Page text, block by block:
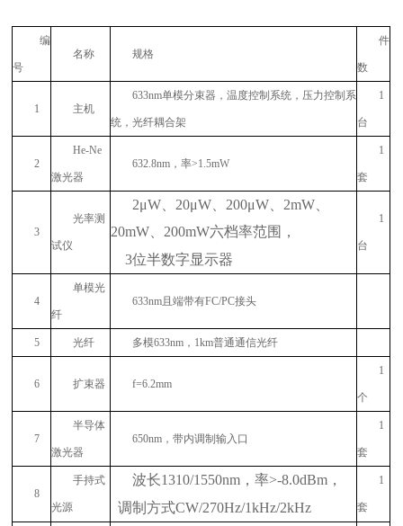
编
号
名称 规格
件
数
1 主机
633nm单模分束器，温度控制系统，压力控制系
统，光纤耦合架
1
台
2
He-Ne
激光器
632.8nm ，率>1.5mW
1
套
3
光率测
试仪
2μW 20μW 200μW 2mW
20mW
200mW六档率范围，
3位半数字显示器
1
台
4
单模光
纤
633nm 且端带有FC/PC接头
5 光纤 多模633nm ， 1km普通通信光纤
6 扩束器 f=6.2mm
1
个
7
半导体
激光器
650nm ，带内调制输入口
1
套
8
手持式
光源
波长1310/1550nm ，率>-8.0dBm ，
调制方式CW/270Hz/1kHz/2kHz
1
套